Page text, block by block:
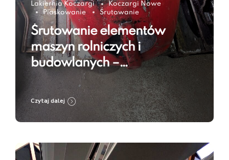
Lakiernia Koczargi
Koczargi Nowe
Piaskowanie
Śrutowanie
Śrutowanie elementów
maszyn rolniczych i
budowlanych –
przygotowanie do renowacji
i zabezpieczenia
antykorozyjnego
Czytaj dalej